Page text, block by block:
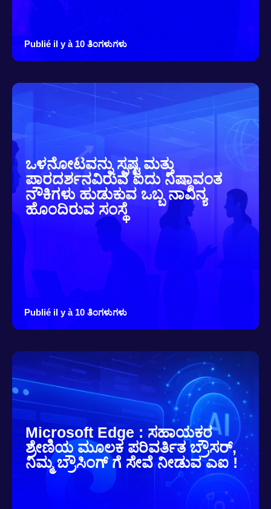
Publié il y à 10 ತಿಂಗಳುಗಳು
ಒಳನೋಟವನ್ನು ಸ್ಪಷ್ಟ ಮತ್ತು
ಪಾರದರ್ಶನವಿರುವ ಐದು ನಿಷ್ಠಾವಂತ
ನೌಕಿಗಳು ಹುಡುಕುವ ಒಬ್ಬ ನಾವಿನ್ಯ
ಹೊಂದಿರುವ ಸಂಸ್ಥೆ
Publié il y à 10 ತಿಂಗಳುಗಳು
Microsoft Edge : ಸಹಾಯಕರ
ಶ್ರೇಣಿಯ ಮೂಲಕ ಪರಿವರ್ತಿತ ಬ್ರೌಸರ್,
ನಿಮ್ಮ ಬ್ರೌಸಿಂಗ್ ಗೆ ಸೇವೆ ನೀಡುವ ಎಐ !